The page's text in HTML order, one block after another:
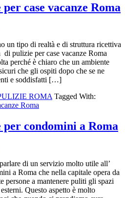
case vacanze Roma
un tipo di realtà e di struttura ricettiva
di pulizie per case vacanze Roma
perché è chiaro che un ambiente
che gli ospiti dopo che se ne
e soddisfatti […]
ROMA Tagged With:
Roma
condomini a Roma
di un servizio molto utile all’
a Roma che nella capitale opera da
persone a mantenere puliti gli spazi
Questo aspetto è molto